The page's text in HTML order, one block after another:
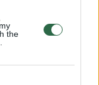
the
darbo